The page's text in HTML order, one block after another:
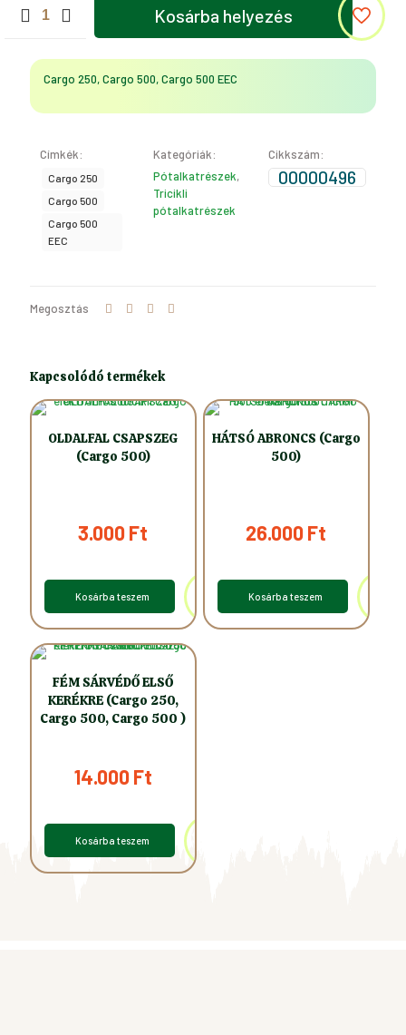
mennyiség
Kosárba helyezés
Cargo 250, Cargo 500, Cargo 500 EEC
Címkék:
Cargo 250
Cargo 500
Cargo 500
EEC
Kategóriák:
Pótalkatrészek,
Tricikli
pótalkatrészek
Cikkszám:
00000496
Megosztás
Kapcsolódó termékek
OLDALFAL CSAPSZEG
(Cargo 500)
3.000Ft
Kosárba teszem
HÁTSÓ ABRONCS (Cargo
500)
26.000Ft
Kosárba teszem
FÉM SÁRVÉDŐ ELSŐ
KERÉKRE (Cargo 250,
Cargo 500, Cargo 500 )
14.000Ft
Kosárba teszem